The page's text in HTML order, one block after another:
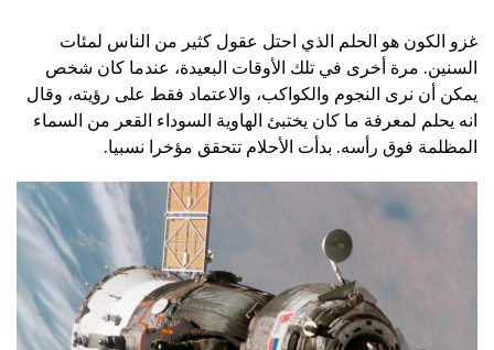
غزو الكون هو الحلم الذي احتل عقول كثير من الناس لمئات
السنين. مرة أخرى في تلك الأوقات البعيدة، عندما كان شخص
يمكن أن نرى النجوم والكواكب، والاعتماد فقط على رؤيته، وقال
انه يحلم لمعرفة ما كان يختبئ الهاوية السوداء القعر من السماء
المظلمة فوق رأسه. بدأت الأحلام تتحقق مؤخرا نسبيا.